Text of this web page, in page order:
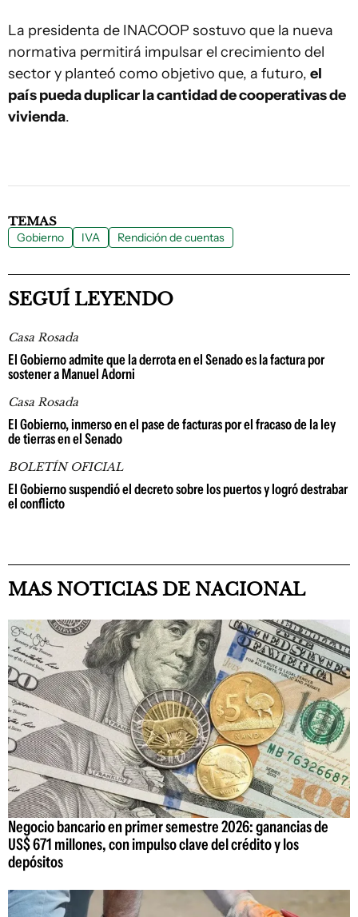
La presidenta de INACOOP sostuvo que la nueva
normativa permitirá impulsar el crecimiento del
sector y planteó como objetivo que, a futuro, el
país pueda duplicar la cantidad de cooperativas de
vivienda.
TEMAS
Gobierno IVA Rendición de cuentas
SEGUÍ LEYENDO
Casa Rosada
El Gobierno admite que la derrota en el Senado es la factura por
sostener a Manuel Adorni
Casa Rosada
El Gobierno, inmerso en el pase de facturas por el fracaso de la ley
de tierras en el Senado
BOLETÍN OFICIAL
El Gobierno suspendió el decreto sobre los puertos y logró destrabar
el conflicto
MAS NOTICIAS DE NACIONAL
Negocio bancario en primer semestre 2026: ganancias de
US$ 671 millones, con impulso clave del crédito y los
depósitos